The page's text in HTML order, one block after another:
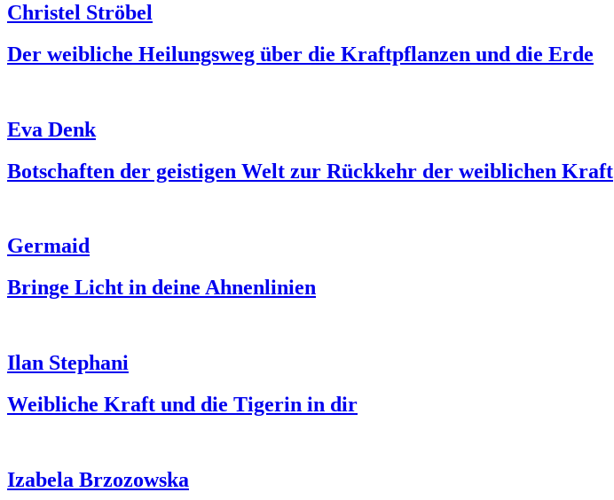
Christel Ströbel
Der weibliche Heilungsweg über die Kraftpflanzen und die Erde
Eva Denk
Botschaften der geistigen Welt zur Rückkehr der weiblichen Kraft
Germaid
Bringe Licht in deine Ahnenlinien
Ilan Stephani
Weibliche Kraft und die Tigerin in dir
Izabela Brzozowska